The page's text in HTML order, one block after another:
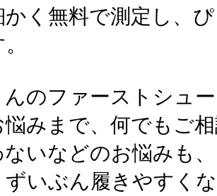
かく無料で測定し、
んのファーストシュ
みまで、何でもご
いなどのお悩みも
ずいぶん履きやすく